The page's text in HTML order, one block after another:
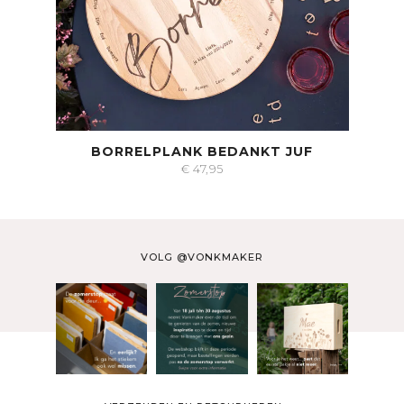
BORRELPLANK BEDANKT JUF
€ 47,95
VOLG @VONKMAKER